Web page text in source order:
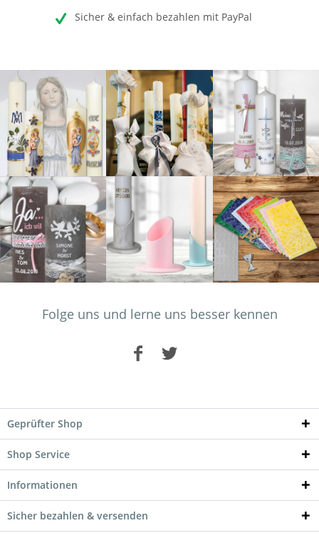
Sicher & einfach bezahlen mit PayPal
Folge uns und lerne uns besser kennen
Geprüfter Shop
Shop Service
Informationen
Sicher bezahlen & versenden